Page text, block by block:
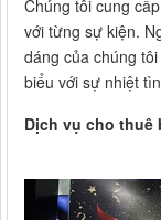
Chúng tôi cung
với từng sự kiện.
dáng của chúng
biểu với sự nhiệt
Dịch vụ cho